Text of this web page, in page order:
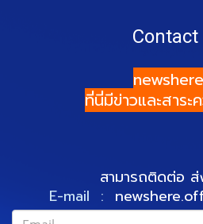
Contact
ที่นี่มีข่าวและสาระ
สามารถติดต่อ ส่
E-mail :